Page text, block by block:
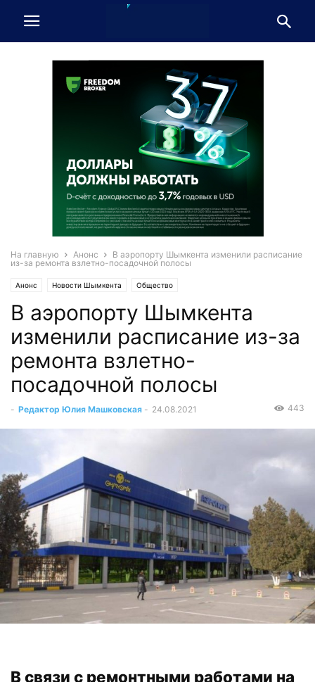
На главную Анонс
В аэропорту Шымкента изменили расписание
из-за ремонта взлетно-посадочной полосы
Анонс Новости Шымкента Общество
В аэропорту Шымкента
изменили расписание из-за
ремонта взлетно-
посадочной полосы
- Редактор Юлия Машковская - 24.08.2021 443
В связи с ремонтными работами на